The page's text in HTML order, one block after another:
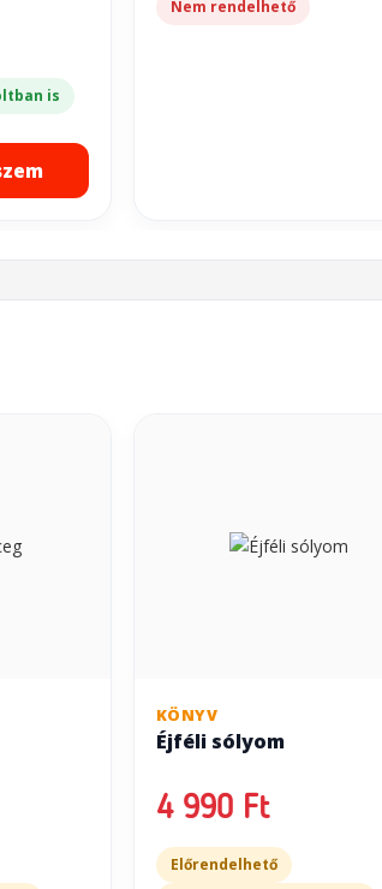
is
Nem rendelhető
KÖNYV
Éjféli sólyom
4 990 Ft
Előrendelhető